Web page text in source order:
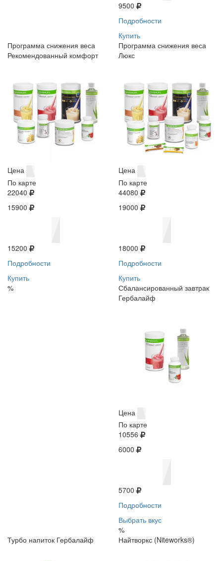
9500
Подробности
Купить
Программа снижения веса
Рекомендованный комфорт
Цена
По карте
22040
15900
15200
Подробности
Купить
%
Программа снижения веса
Люкс
Цена
По карте
44080
19000
18000
Подробности
Купить
Сбалансированный завтрак
Гербалайф
Цена
По карте
10556
6000
5700
Подробности
Выбрать вкус
%
Турбо напиток Гербалайф
Найтворкс (Niteworks®)